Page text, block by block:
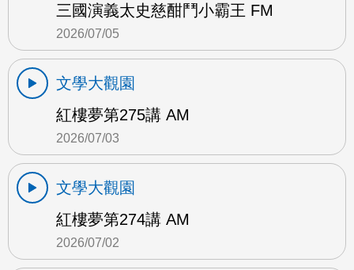
三國演義太史慈酣鬥小霸王 FM
2026/07/05
文學大觀園
紅樓夢第275講 AM
2026/07/03
文學大觀園
紅樓夢第274講 AM
2026/07/02